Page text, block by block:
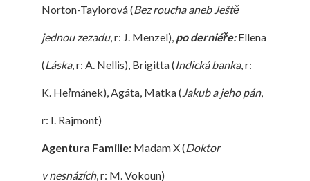
Norton-Taylorová (Bez roucha aneb Ještě
jednou zezadu, r: J. Menzel), po derniéře:Ellena
(Láska, r: A. Nellis), Brigitta (Indická banka, r:
K. Heřmánek), Agáta, Matka (Jakub a jeho pán,
r: I. Rajmont)
Agentura Familie: Madam X (Doktor
v nesnázích, r: M. Vokoun)